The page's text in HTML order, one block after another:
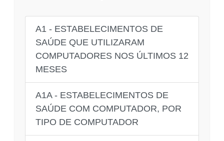
A1 - ESTABELECIMENTOS DE
SAÚDE QUE UTILIZARAM
COMPUTADORES NOS ÚLTIMOS 12
MESES
A1A - ESTABELECIMENTOS DE
SAÚDE COM COMPUTADOR, POR
TIPO DE COMPUTADOR